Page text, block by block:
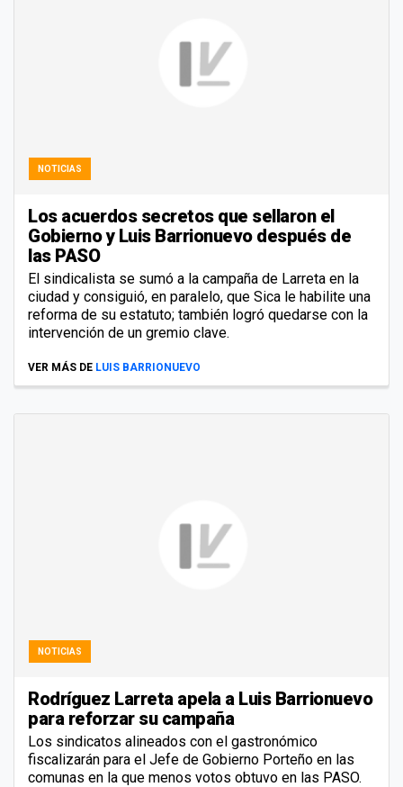
NOTICIAS
Los acuerdos secretos que sellaron el
Gobierno y Luis Barrionuevo después de
las PASO
El sindicalista se sumó a la campaña de Larreta en la
ciudad y consiguió, en paralelo, que Sica le habilite una
reforma de su estatuto; también logró quedarse con la
intervención de un gremio clave.
VER MÁS DE LUIS BARRIONUEVO
NOTICIAS
Rodríguez Larreta apela a Luis Barrionuevo
para reforzar su campaña
Los sindicatos alineados con el gastronómico
fiscalizarán para el Jefe de Gobierno Porteño en las
comunas en la que menos votos obtuvo en las PASO.